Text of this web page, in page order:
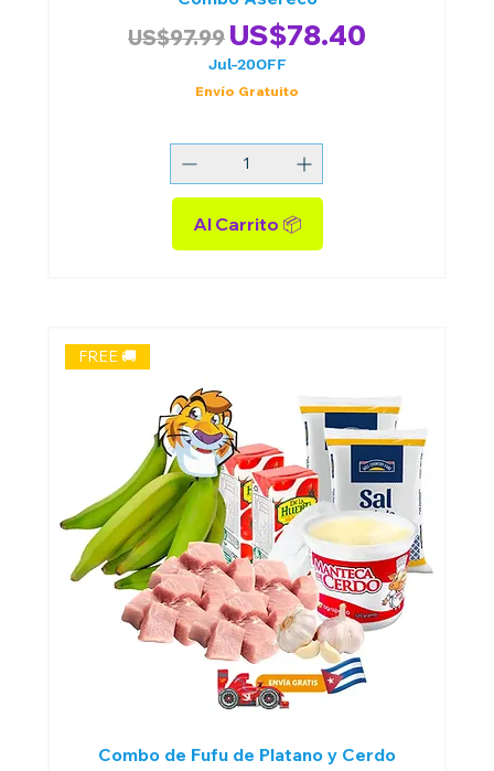
Precio
US$97.99 Precio de oferta
US$78.40
Jul-20OFF
Envío Gratuito
Al Carrito 📦
FREE 🚚
Combo de Fufu de Platano y Cerdo